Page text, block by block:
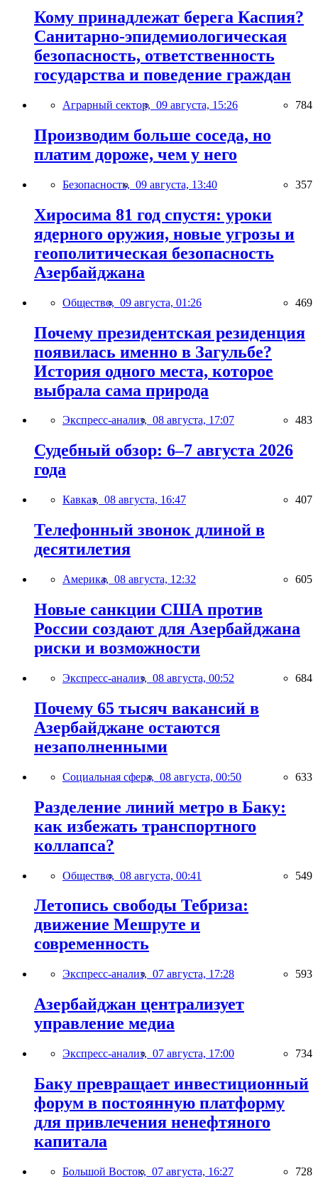
Кому принадлежат берега Каспия?
Санитарно-эпидемиологическая
безопасность, ответственность
государства и поведение граждан
Аграрный сектор, 09 августа, 15:26 784
Производим больше соседа, но
платим дороже, чем у него
Безопасность, 09 августа, 13:40 357
Хиросима 81 год спустя: уроки
ядерного оружия, новые угрозы и
геополитическая безопасность
Азербайджана
Общество, 09 августа, 01:26 469
Почему президентская резиденция
появилась именно в Загульбе?
История одного места, которое
выбрала сама природа
Экспресс-анализ, 08 августа, 17:07 483
Судебный обзор: 6–7 августа 2026
года
Кавказ, 08 августа, 16:47 407
Телефонный звонок длиной в
десятилетия
Америка, 08 августа, 12:32 605
Новые санкции США против
России создают для Азербайджана
риски и возможности
Экспресс-анализ, 08 августа, 00:52 684
Почему 65 тысяч вакансий в
Азербайджане остаются
незаполненными
Социальная сфера, 08 августа, 00:50 633
Разделение линий метро в Баку:
как избежать транспортного
коллапса?
Общество, 08 августа, 00:41 549
Летопись свободы Тебриза:
движение Мешруте и
современность
Экспресс-анализ, 07 августа, 17:28 593
Азербайджан централизует
управление медиа
Экспресс-анализ, 07 августа, 17:00 734
Баку превращает инвестиционный
форум в постоянную платформу
для привлечения ненефтяного
капитала
Большой Восток, 07 августа, 16:27 728